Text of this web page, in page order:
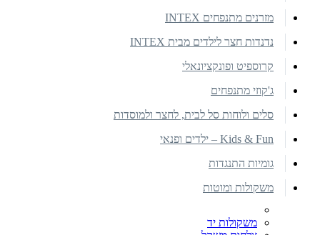
מזרנים מתנפחים INTEX
נדנדות חצר לילדים מבית INTEX
קרוספיט ופונקציונאלי
ג'קוזי מתנפחים
סלים ולוחות סל לבית, לחצר ולמוסדות
Kids & Fun – ילדים ופנאי
גומיות התנגדות
משקולות ומוטות
משקולות יד